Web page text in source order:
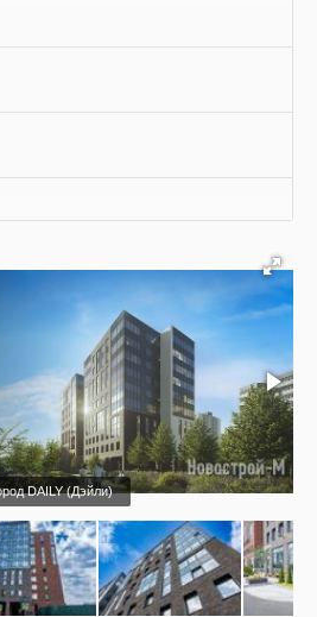
DAILY (Дэйли)